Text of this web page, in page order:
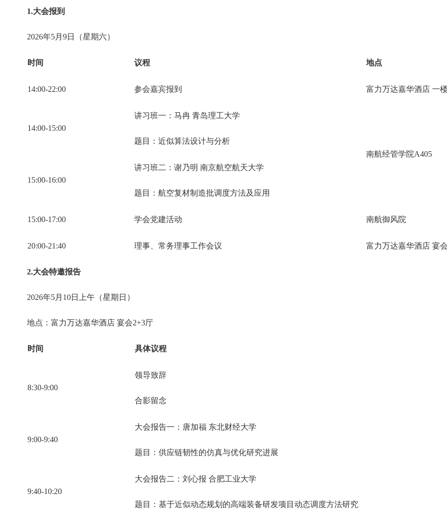
1.大会报到
2026年5月9日（星期六）
时间 议程 地点
14:00-22:00 参会嘉宾报到 富力万达嘉华酒店 一
14:00-15:00
讲习班一：马冉 青岛理工大学
题目：近似算法设计与分析
南航经管学院A405
15:00-16:00
讲习班二：谢乃明 南京航空航天大学
题目：航空复材制造批调度方法及应用
15:00-17:00 学会党建活动 南航御风院
20:00-21:40 理事、常务理事工作会议 富力万达嘉华酒店 宴
2.大会特邀报告
2026年5月10日上午（星期日）
地点：富力万达嘉华酒店 宴会2+3厅
时间 具体议程
8:30-9:00
领导致辞
合影留念
9:00-9:40
大会报告一：唐加福 东北财经大学
题目：供应链韧性的仿真与优化研究进展
9:40-10:20
大会报告二：刘心报 合肥工业大学
题目：基于近似动态规划的高端装备研发项目动态调度方法研究